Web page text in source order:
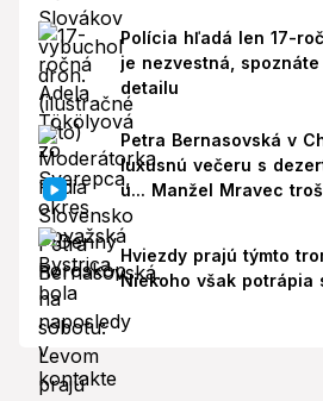
Polícia hľadá len 17-
je nezvestná,
detailu
Petra Bernasovská v
luxusnú večeru s
u... Manžel Mravec
Hviezdy prajú týmto
Niekoho však potrápia